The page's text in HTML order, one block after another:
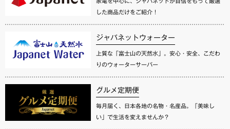
した商品だけをご紹介！
ジャパネットウォーター
上質な「富士山の天然水」。安心・安全、こだわ
りのウォーターサーバー
グルメ定期便
毎月届く、日本各地の名物・名産品。「美味し
い」で生活を変えませんか？